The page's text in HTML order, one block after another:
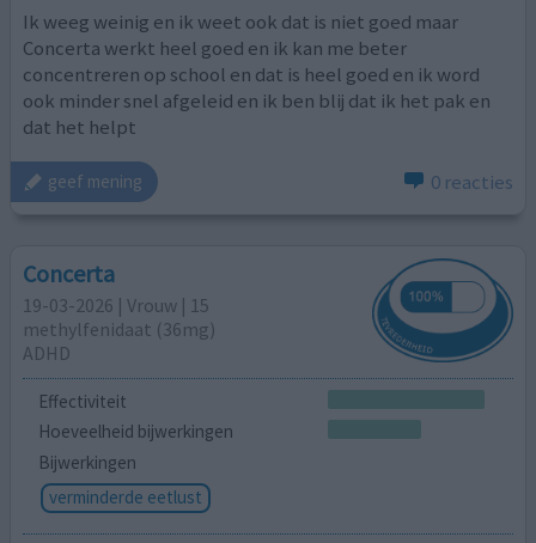
Ik weeg weinig en ik weet ook dat is niet goed maar
Concerta werkt heel goed en ik kan me beter
concentreren op school en dat is heel goed en ik word
ook minder snel afgeleid en ik ben blij dat ik het pak en
dat het helpt
geef mening 0 reacties
Concerta
19-03-2026 | Vrouw | 15
methylfenidaat (36mg)
ADHD
Effectiviteit
Hoeveelheid bijwerkingen
Bijwerkingen
verminderde eetlust